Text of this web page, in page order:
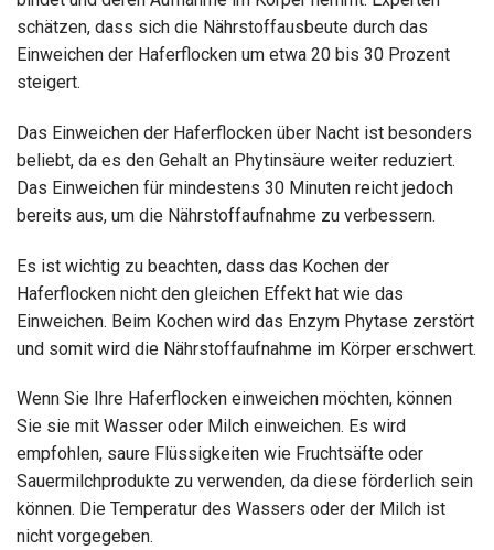
schätzen, dass sich die Nährstoffausbeute durch das
Einweichen der Haferflocken um etwa 20 bis 30 Prozent
steigert.
Das Einweichen der Haferflocken über Nacht ist besonders
beliebt, da es den Gehalt an Phytinsäure weiter reduziert.
Das Einweichen für mindestens 30 Minuten reicht jedoch
bereits aus, um die Nährstoffaufnahme zu verbessern.
Es ist wichtig zu beachten, dass das Kochen der
Haferflocken nicht den gleichen Effekt hat wie das
Einweichen. Beim Kochen wird das Enzym Phytase zerstört
und somit wird die Nährstoffaufnahme im Körper erschwert.
Wenn Sie Ihre Haferflocken einweichen möchten, können
Sie sie mit Wasser oder Milch einweichen. Es wird
empfohlen, saure Flüssigkeiten wie Fruchtsäfte oder
Sauermilchprodukte zu verwenden, da diese förderlich sein
können. Die Temperatur des Wassers oder der Milch ist
nicht vorgegeben.